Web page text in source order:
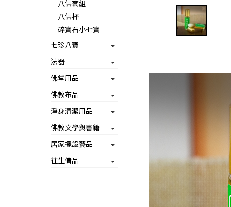
八供套組
八供杯
碎寶石小七寶
七珍八寶
法器
佛堂用品
佛教布品
淨身清潔用品
佛教文學與書籍
居家擺設藝品
往生備品